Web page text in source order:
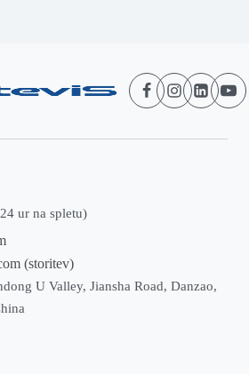
ur na spletu)
(storitev)
U Valley, Jiansha Road, Danzao,